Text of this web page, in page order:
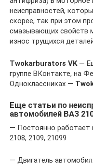
неисправностей,
скорее, так при этом
смазывающих свойств
износ трущихся
Twokarburators VK—
группе ВКонтакте, на
Одноклассниках —
Еще статьи по
автомобилей ВАЗ
— Постоянно работает
2108, 2109, 21099
— Двигатель